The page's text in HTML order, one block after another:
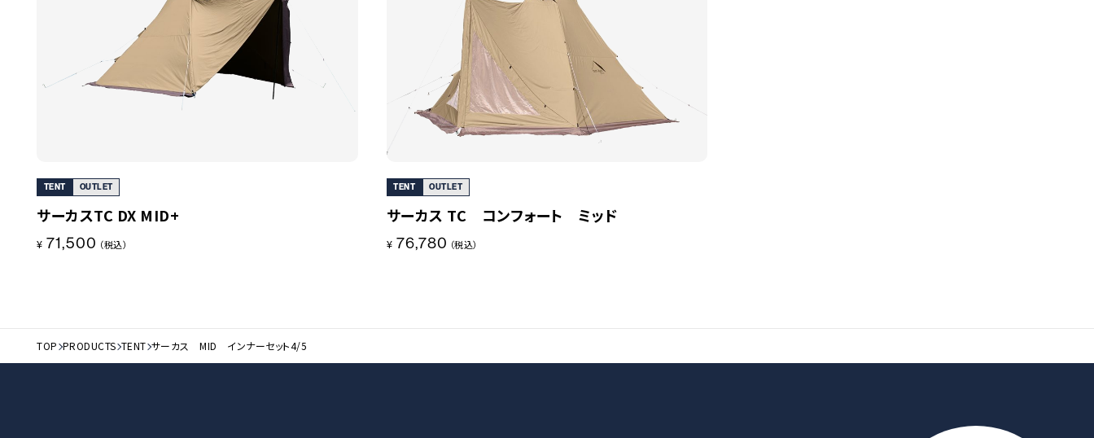
（約）4.59kg
〇グラウンドシート
（約）1.16kg
〇収納ケース
（約）110g
原産国
TENT OUTLET
サーカスTC DX MID+
¥ 71,500 （税込）
TENT OUTLET
サーカス TC コンフォート ミッド
¥ 76,780 （税込）
TOP PRODUCTS TENT サーカス MID インナーセット4/5